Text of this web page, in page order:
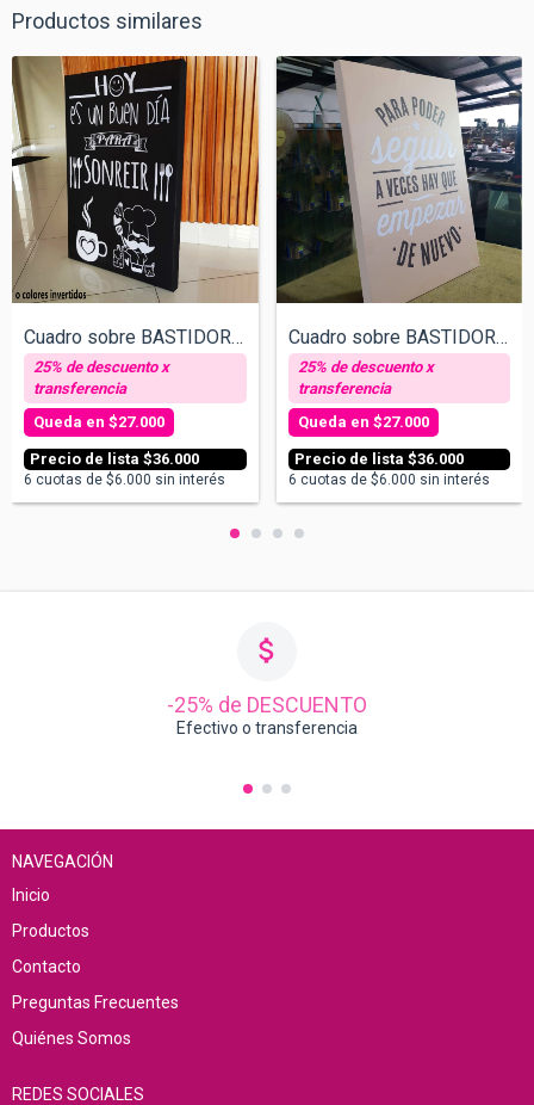
Productos similares
Cuadro sobre BASTIDOR. Hoy es un buen dí...
$36.000
$27.000
6 cuotas de $6.000 sin interés
Cuadro sobre BASTIDOR. Para poder seguir...
$36.000
$27.000
6 cuotas de $6.000 sin interés
-25% de DESCUENTO
Efectivo o transferencia
NAVEGACIÓN
Inicio
Productos
Contacto
Preguntas Frecuentes
Quiénes Somos
REDES SOCIALES